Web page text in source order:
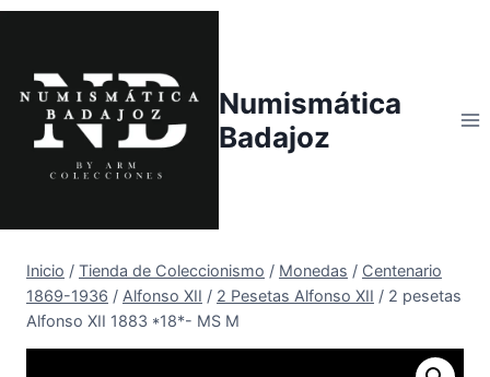
Saltar
contenido
Numismática
Badajoz
Inicio / Tienda de Coleccionismo / Monedas / Centenario
1869-1936 / Alfonso XII / 2 Pesetas Alfonso XII / 2 pesetas
Alfonso XII 1883 *18*- MS M